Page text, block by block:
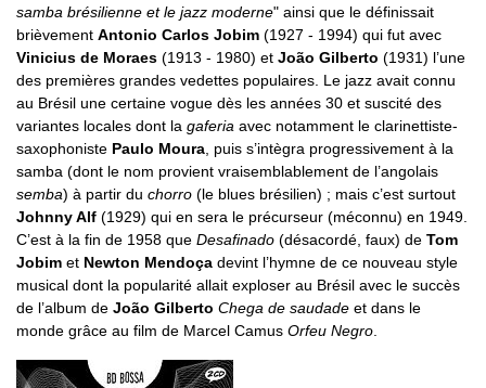
samba brésilienne et le jazz moderne" ainsi que le définissait
brièvement Antonio Carlos Jobim (1927 - 1994) qui fut avec
Vinicius de Moraes (1913 - 1980) et João Gilberto (1931) l’une
des premières grandes vedettes populaires. Le jazz avait connu
au Brésil une certaine vogue dès les années 30 et suscité des
variantes locales dont la gaferia avec notamment le clarinettiste-
saxophoniste Paulo Moura , puis s’intègra progressivement à la
samba (dont le nom provient vraisemblablement de l’angolais
semba) à partir du chorro (le blues brésilien) ; mais c’est surtout
Johnny Alf (1929) qui en sera le précurseur (méconnu) en 1949.
C’est à la fin de 1958 que Desafinado (désacordé, faux) de Tom
Jobim et Newton Mendoça devint l’hymne de ce nouveau style
musical dont la popularité allait exploser au Brésil avec le succès
de l’album de João Gilberto Chega de saudade et dans le
monde grâce au film de Marcel Camus Orfeu Negro